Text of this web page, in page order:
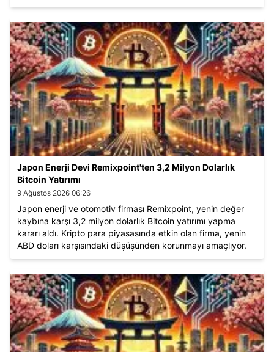
Japon Enerji Devi Remixpoint'ten 3,2 Milyon Dolarlık
Bitcoin Yatırımı
9 Ağustos 2026 06:26
Japon enerji ve otomotiv firması Remixpoint, yenin değer
kaybına karşı 3,2 milyon dolarlık Bitcoin yatırımı yapma
kararı aldı. Kripto para piyasasında etkin olan firma, yenin
ABD doları karşısındaki düşüşünden korunmayı amaçlıyor.